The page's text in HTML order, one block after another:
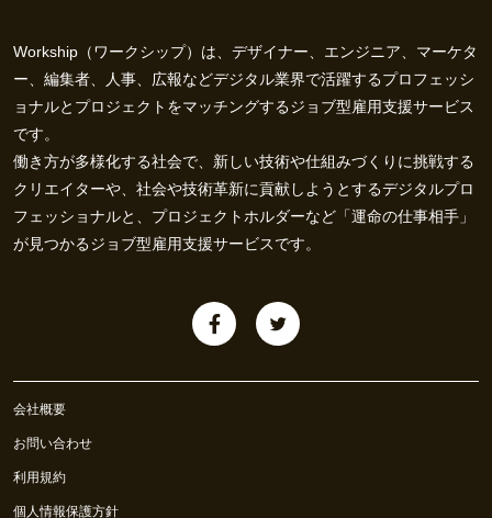
Workship（ワークシップ）は、デザイナー、エンジニア、マーケタ
ー、編集者、人事、広報などデジタル業界で活躍するプロフェッシ
ョナルとプロジェクトをマッチングするジョブ型雇用支援サービス
です。
働き方が多様化する社会で、新しい技術や仕組みづくりに挑戦する
クリエイターや、社会や技術革新に貢献しようとするデジタルプロ
フェッショナルと、プロジェクトホルダーなど「運命の仕事相手」
が見つかるジョブ型雇用支援サービスです。
会社概要
お問い合わせ
利用規約
個人情報保護方針